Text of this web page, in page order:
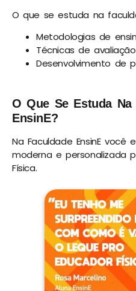
O que se estuda na
Metodologias de
Técnicas de avaliação
Desenvolvimento de
O Que Se Estuda
EnsinE?
Na Faculdade EnsinE
moderna e personalizada
Física.